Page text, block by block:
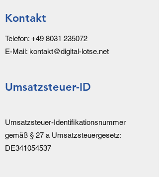
Kontakt
Telefon: +49 8031 235072
E-Mail: kontakt@digital-lotse.net
Umsatzsteuer-ID
Umsatzsteuer-Identifikationsnummer
gemäß § 27 a Umsatzsteuergesetz:
DE341054537